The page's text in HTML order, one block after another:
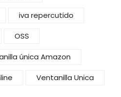
iva repercutido
OSS
única Amazon
Ventanilla Unica